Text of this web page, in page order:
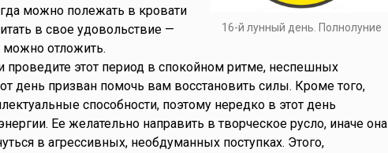
16-й лунный день. Полнолуние
можно полежать в кровати
в свое удовольствие —
можно отложить.
проведите этот период в спокойном ритме, неспешных
день призван помочь вам восстановить силы. Кроме того,
способности, поэтому нередко в этот день
Ее желательно направить в творческое русло, иначе она
в агрессивных, необдуманных поступках. Этого,